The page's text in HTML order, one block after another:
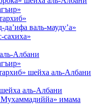
валь-мауду’а»
сахиха»
Албани
шейха аль-Албани
аль-Албани
имама